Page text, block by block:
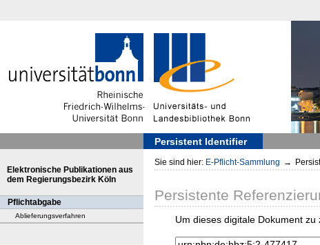
Persistent Identifier
Elektronische Publikationen aus
dem Regierungsbezirk Köln
Pflichtabgabe
Ablieferungsverfahren
Sie sind hier: E-Pflicht-Sammlung →
Persistente
Um dieses digitale Dokument